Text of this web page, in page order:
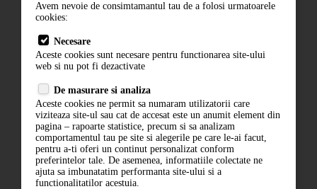
Cum comand
Livrare
Contact
Politica de confidentialitate
ANPC
Avem nevoie de consimtamantul tau de a folosi urmatoarele
cookies:
Necesare
Aceste cookies sunt necesare pentru functionarea site-ului
web si nu pot fi dezactivate
De masurare si analiza
Aceste cookies ne permit sa numaram utilizatorii care
viziteaza site-ul sau cat de accesat este un anumit element din
pagina – rapoarte statistice, precum si sa analizam
comportamentul tau pe site si alegerile pe care le-ai facut,
pentru a-ti oferi un continut personalizat conform
preferintelor tale. De asemenea, informatiile colectate ne
ajuta sa imbunatatim performanta site-ului si a
functionalitatilor acestuia.